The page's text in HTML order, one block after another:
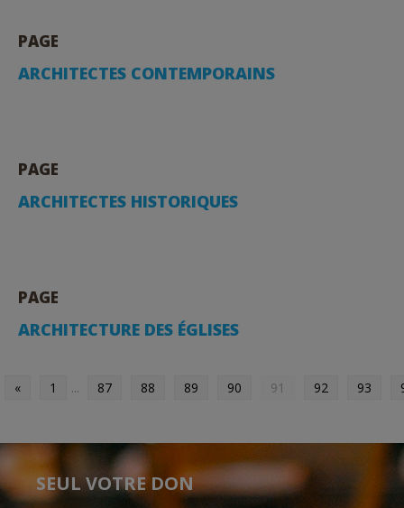
PAGE
ARCHITECTES CONTEMPORAINS
PAGE
ARCHITECTES HISTORIQUES
PAGE
ARCHITECTURE DES ÉGLISES
« 1 ... 87 88 89 90 91 92 93
SEUL VOTRE DON